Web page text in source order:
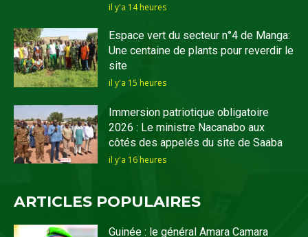
il y'a 14 heures
Espace vert du secteur n°4 de Manga:
Une centaine de plants pour reverdir le
site
il y'a 15 heures
Immersion patriotique obligatoire
2026 : Le ministre Nacanabo aux
côtés des appelés du site de Saaba
il y'a 16 heures
ARTICLES POPULAIRES
Guinée : le général Amara Camara